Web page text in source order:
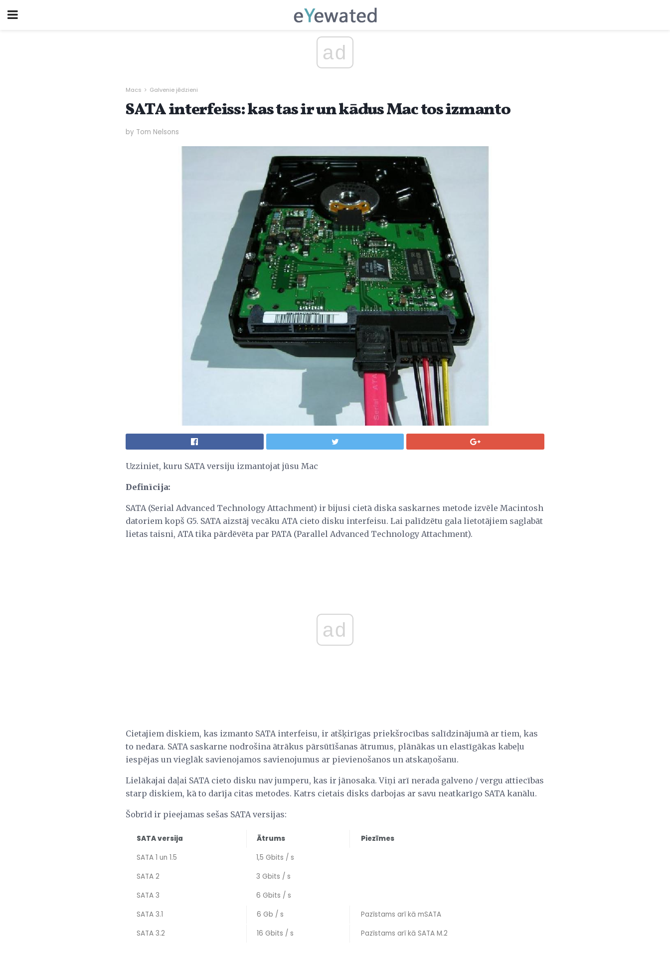
ad
Macs Galvenie jēdzieni
SATA interfeiss: kas tas ir un kādus Mac tos izmanto
by Tom Nelsons
Uzziniet, kuru SATA versiju izmantojat jūsu Mac
Definīcija:
SATA (Serial Advanced Technology Attachment) ir bijusi cietā diska saskarnes metode izvēle Macintosh
datoriem kopš G5. SATA aizstāj vecāku ATA cieto disku interfeisu. Lai palīdzētu gala lietotājiem saglabāt
lietas taisni, ATA tika pārdēvēta par PATA (Parallel Advanced Technology Attachment).
ad
Cietajiem diskiem, kas izmanto SATA interfeisu, ir atšķirīgas priekšrocības salīdzinājumā ar tiem, kas
to nedara. SATA saskarne nodrošina ātrākus pārsūtīšanas ātrumus, plānākas un elastīgākas kabeļu
iespējas un vieglāk savienojamos savienojumus ar pievienošanos un atskaņošanu.
Lielākajai daļai SATA cieto disku nav jumperu, kas ir jānosaka. Viņi arī nerada galveno / vergu attiecības
starp diskiem, kā to darīja citas metodes. Katrs cietais disks darbojas ar savu neatkarīgo SATA kanālu.
Šobrīd ir pieejamas sešas SATA versijas:
SATA versija Ātrums
Piezīmes
SATA 1 un 1.5
1,5 Gbits / s
SATA 2
3 Gbits / s
SATA 3
6 Gbits / s
SATA 3.1
6 Gb / s
Pazīstams arī kā mSATA
SATA 3.2
16 Gbits / s Pazīstams arī kā SATA M.2